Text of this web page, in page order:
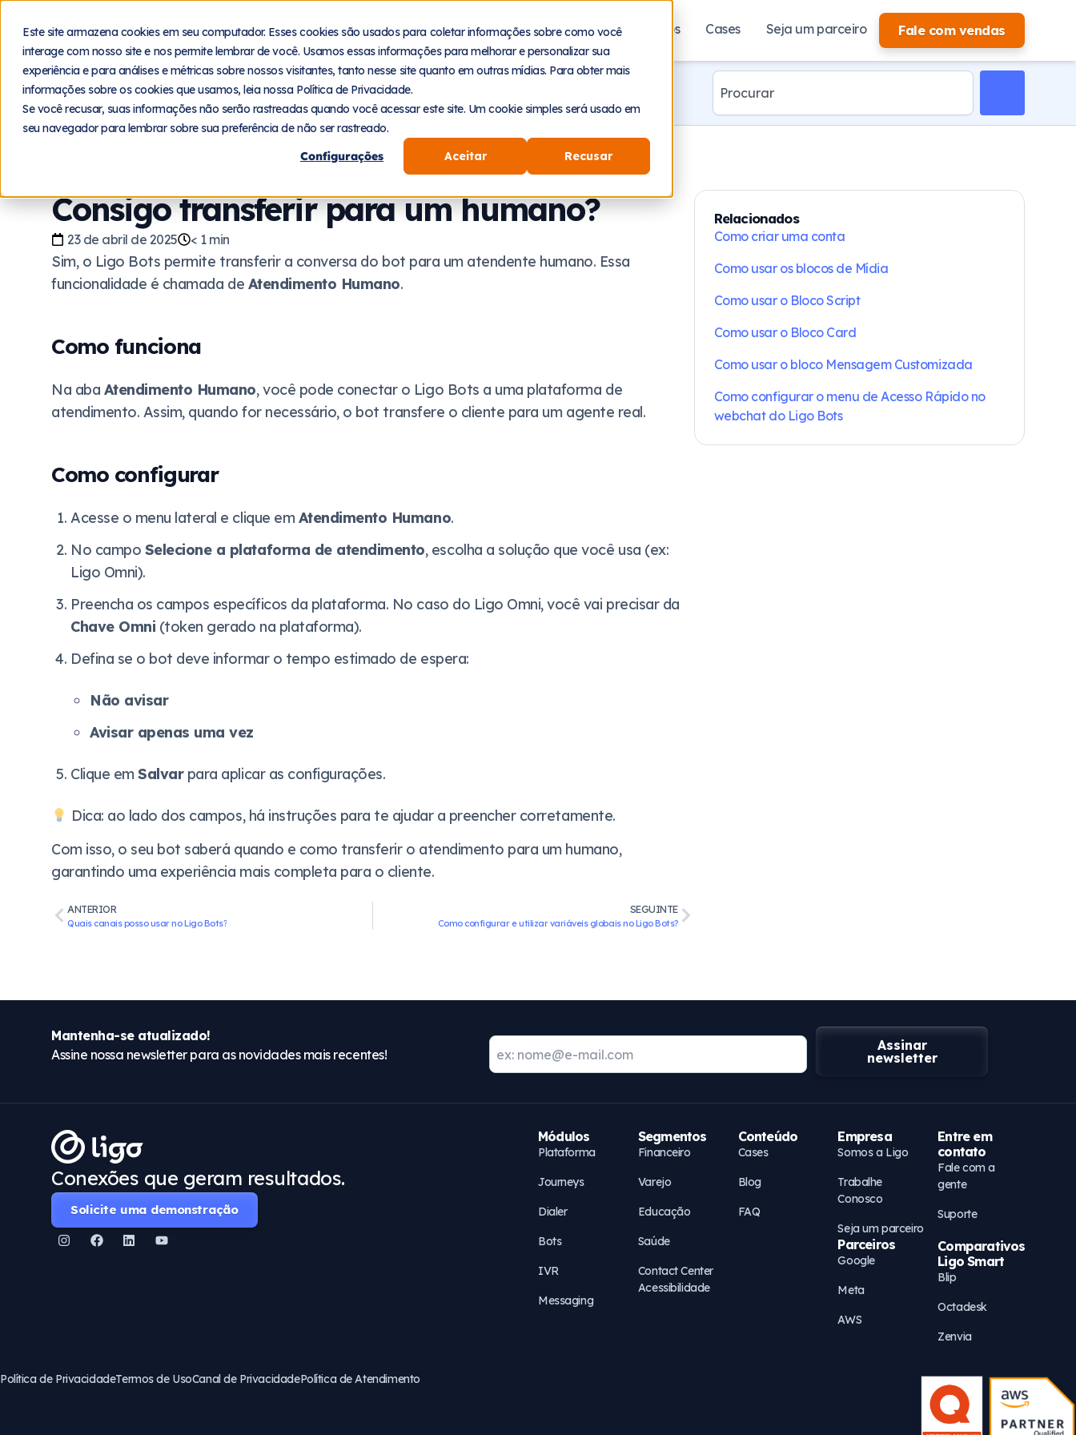
Este site armazena cookies em seu computador. Esses cookies são usados para coletar informações sobre como você
interage com nosso site e nos permite lembrar de você. Usamos essas informações para melhorar e personalizar sua
experiência e para análises e métricas sobre nossos visitantes, tanto nesse site quanto em outras mídias. Para obter mais
informações sobre os cookies que usamos, leia nossa Política de Privacidade.
Se você recusar, suas informações não serão rastreadas quando você acessar este site. Um cookie simples será usado em
seu navegador para lembrar sobre sua preferência de não ser rastreado.
Configurações
Aceitar Recusar
Blog Plataforma Segmentos Recursos Planos Cases Seja um parceiro Fale com vendas
Voltar
Consigo transferir para um humano?
23 de abril de 2025 < 1 min
Sim, o Ligo Bots permite transferir a conversa do bot para um atendente humano. Essa
funcionalidade é chamada de Atendimento Humano.
Como funciona
Na aba Atendimento Humano, você pode conectar o Ligo Bots a uma plataforma de
atendimento. Assim, quando for necessário, o bot transfere o cliente para um agente real.
Como configurar
Acesse o menu lateral e clique em Atendimento Humano.
No campo Selecione a plataforma de atendimento, escolha a solução que você usa (ex:
Ligo Omni).
Preencha os campos específicos da plataforma. No caso do Ligo Omni, você vai precisar da
Chave Omni (token gerado na plataforma).
Defina se o bot deve informar o tempo estimado de espera:
Não avisar
Avisar apenas uma vez
Clique emSalvarpara aplicar as configurações.
Dica: ao lado dos campos, há instruções para te ajudar a preencher corretamente.
Com isso, o seu bot saberá quando e como transferir o atendimento para um humano,
garantindo uma experiência mais completa para o cliente.
ANTERIOR
Quais canais posso usar no Ligo Bots?
SEGUINTE
Como configurar e utilizar variáveis globais no Ligo Bots?
Relacionados
Como criar uma conta
Como usar os blocos de Mídia
Como usar o Bloco Script
Como usar o Bloco Card
Como usar o bloco Mensagem Customizada
Como configurar o menu de Acesso Rápido no
webchat do Ligo Bots
Mantenha-se atualizado!
Assine nossa newsletter para as novidades mais recentes!
Assinar
newsletter
Conexões que geram resultados.
Solicite uma demonstração
Módulos
Plataforma
Journeys
Dialer
Bots
IVR
Messaging
Segmentos
Financeiro
Varejo
Educação
Saúde
Contact Center
Acessibilidade
Conteúdo
Cases
Blog
FAQ
Empresa
Somos a Ligo
Trabalhe
Conosco
Seja um parceiro
Parceiros
Google
Meta
AWS
Entre em
contato
Fale com a
gente
Suporte
Comparativos
Ligo Smart
Blip
Octadesk
Zenvia
Política de PrivacidadeTermos de UsoCanal de PrivacidadePolítica de Atendimento